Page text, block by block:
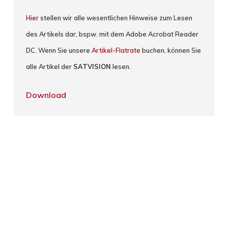
Hierstellen wir alle wesentlichen Hinweise zum Lesen
des Artikels dar, bspw. mit dem Adobe Acrobat Reader
DC. Wenn Sie unsereArtikel-Flatrate buchen, können Sie
alle Artikel der SATVISION lesen.
Download